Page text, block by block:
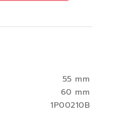
55 mm
60 mm
1P00210B